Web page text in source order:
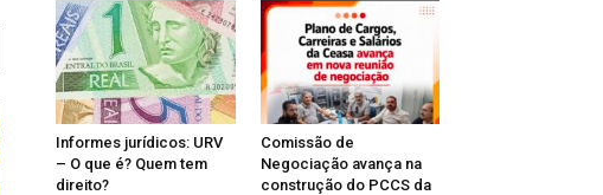
Informes jurídicos: URV
– O que é? Quem tem
direito?
Comissão de
Negociação avança na
construção do PCCS da